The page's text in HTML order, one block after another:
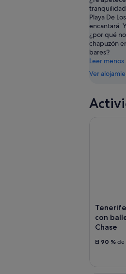
9
ago
noche,
9
ago
-
10
ago
próximo
fin
de
semana,
14
ago
-
16
tranquilidad
Playa De
encantará.
¿por qué
chapuzón
bares?
Leer menos
Ver
con
Chase
El 90 % de